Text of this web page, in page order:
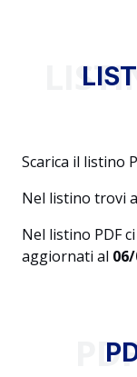
Scarica il listino
Nel listino trovi
Nel listino PDF
aggiornati al